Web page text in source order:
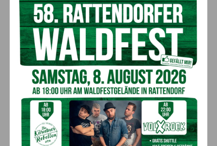
Hugos Leben zwischen Familienalltag und
Ausbildung zum Rettungshund (c) Dieter
Berger
Vorheriger Artikel
Erfolgreiche Feuerwehr-
Grundausbildung im Bezirk
Hermagor
Nächster Artikel
Schock im Gailtal: Haflinger
auf der Weide angegriffen
AKTUELLES